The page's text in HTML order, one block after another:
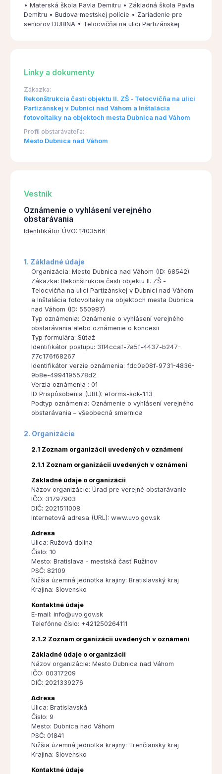
• Materská škola Pavla Demitru • Základná škola Pavla
Demitru • Budova mestskej polície • Zariadenie pre
seniorov DUBINA • Telocvičňa na ulici Partizánskej
Linky a dokumenty
Zákazka:
Rekonštrukcia časti objektu II. ZŠ - Telocvičňa na ulici
Partizánskej v Dubnici nad Váhom a Inštalácia
fotovoltaiky na objektoch mesta Dubnica nad Váhom
Profil obstarávateľa:
Mesto Dubnica nad Váhom
Vestník
Oznámenie o vyhlásení verejného
obstarávania
Identifikátor ÚVO: 1403566
1. Základné údaje
Organizácia: Mesto Dubnica nad Váhom (ID: 68542)
Zákazka: Rekonštrukcia časti objektu II. ZŠ -
Telocvičňa na ulici Partizánskej v Dubnici nad Váhom
a Inštalácia fotovoltaiky na objektoch mesta Dubnica
nad Váhom (ID: 550987)
Typ oznámenia: Oznámenie o vyhlásení verejného
obstarávania alebo oznámenie o koncesii
Typ formulára: Súťaž
Identifikátor postupu: 3ff4ccaf-7a5f-4437-b247-
77c176f68267
Identifikátor verzie oznámenia: fdc0e08f-9731-4836-
9b8e-4994195578d2
Verzia oznámenia : 01
ID Prispôsobenia (UBL): eforms-sdk-1.13
Podtyp oznámenia: Oznámenie o vyhlásení verejného
obstarávania – všeobecná smernica
2. Organizácie
2.1 Zoznam organizácii uvedených v oznámení
2.1.1 Zoznam organizácii uvedených v oznámení
Základné údaje o organizácii
Názov organizácie: Úrad pre verejné obstarávanie
IČO: 31797903
DIČ: 2021511008
Internetová adresa (URL): www.uvo.gov.sk
Adresa
Ulica: Ružová dolina
Číslo: 10
Mesto: Bratislava - mestská časť Ružinov
PSČ: 82109
Nižšia územná jednotka krajiny: Bratislavský kraj
Krajina: Slovensko
Kontaktné údaje
E-mail: info@uvo.gov.sk
Telefónne číslo: +421250264111
2.1.2 Zoznam organizácii uvedených v oznámení
Základné údaje o organizácii
Názov organizácie: Mesto Dubnica nad Váhom
IČO: 00317209
DIČ: 2021339276
Adresa
Ulica: Bratislavská
Číslo: 9
Mesto: Dubnica nad Váhom
PSČ: 01841
Nižšia územná jednotka krajiny: Trenčiansky kraj
Krajina: Slovensko
Kontaktné údaje